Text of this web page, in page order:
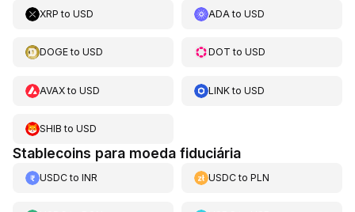
XRP to USD ADA toUSD
DOGEto USD DOT toUSD
AVAXto USD LINKtoUSD
SHIB to USD
Stablecoins para moeda fiduciária
USDCto INR USDCtoPLN